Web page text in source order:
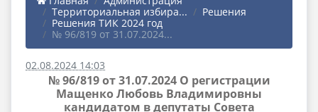
Территориальная избира...
Решения
Решения ТИК 2024 год
№ 96/819 от 31.07.2024...
02.08.2024 14:03
№ 96/819 от 31.07.2024 О регистрации
Мащенко Любовь Владимировны
кандидатом в депутаты Совета